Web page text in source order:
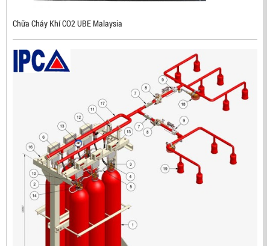
Chữa Cháy Khí CO2 UBE Malaysia